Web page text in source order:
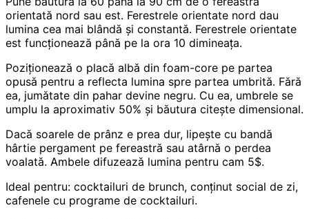
orientată nord sau est. Ferestrele orientate nord dau
lumina cea mai blândă și constantă. Ferestrele orientate
est funcționează până pe la ora 10 dimineața.
Poziționează o placă albă din foam-core pe partea
opusă pentru a reflecta lumina spre partea umbrită. Fără
ea, jumătate din pahar devine negru. Cu ea, umbrele se
umplu la aproximativ 50% și băutura citește dimensional.
Dacă soarele de prânz e prea dur, lipește cu bandă
hârtie pergament pe fereastră sau atârnă o perdea
voalată. Ambele difuzează lumina pentru cam 5$.
Ideal pentru: cocktailuri de brunch, conținut social de zi,
cafenele cu programe de cocktailuri.